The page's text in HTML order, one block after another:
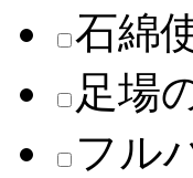
石綿
足場
フル